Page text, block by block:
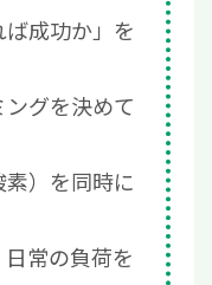
ば成功か」を
グを決めて
）を同時に
常の負荷を